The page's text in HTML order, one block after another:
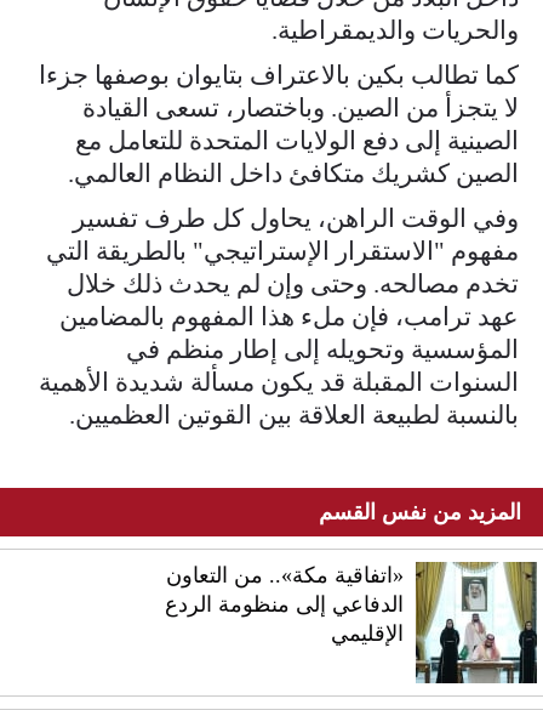
والحريات والديمقراطية.
كما تطالب بكين بالاعتراف بتايوان بوصفها جزءا
لا يتجزأ من الصين. وباختصار، تسعى القيادة
الصينية إلى دفع الولايات المتحدة للتعامل مع
الصين كشريك متكافئ داخل النظام العالمي.
وفي الوقت الراهن، يحاول كل طرف تفسير
مفهوم "الاستقرار الإستراتيجي" بالطريقة التي
تخدم مصالحه. وحتى وإن لم يحدث ذلك خلال
عهد ترامب، فإن ملء هذا المفهوم بالمضامين
المؤسسية وتحويله إلى إطار منظم في
السنوات المقبلة قد يكون مسألة شديدة الأهمية
بالنسبة لطبيعة العلاقة بين القوتين العظميين.
المزيد من نفس القسم
«اتفاقية مكة».. من التعاون
الدفاعي إلى منظومة الردع
الإقليمي